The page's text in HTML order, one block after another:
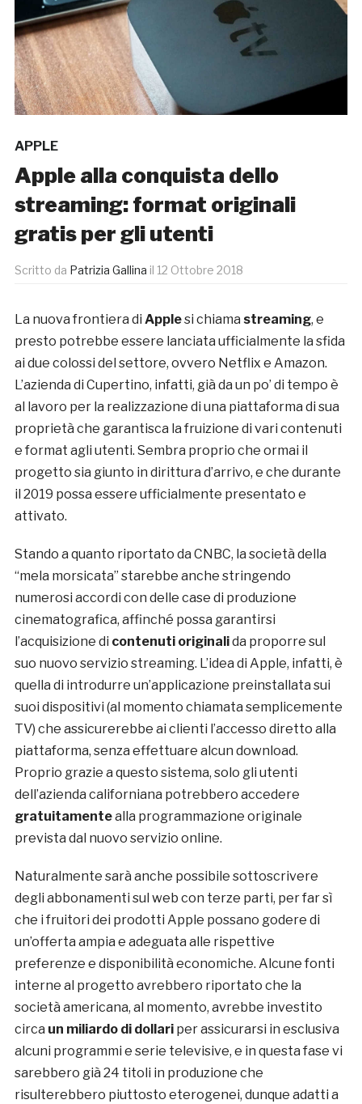
APPLE
Apple alla conquista dello
streaming: format originali
gratis per gli utenti
Scritto da Patrizia Gallina il 12 Ottobre 2018
La nuova frontiera di Applesi chiama streaming, e
presto potrebbe essere lanciata ufficialmente la sfida
ai due colossi del settore, ovvero Netflix e Amazon.
L’azienda di Cupertino, infatti, già da un po’ di tempo è
al lavoro per la realizzazione di una piattaforma di sua
proprietà che garantisca la fruizione di vari contenuti
e format agli utenti. Sembra proprio che ormai il
progetto sia giunto in dirittura d’arrivo, e che durante
il 2019 possa essere ufficialmente presentato e
attivato.
Stando a quanto riportato da CNBC, la società della
“mela morsicata” starebbe anche stringendo
numerosi accordi con delle case di produzione
cinematografica, affinché possa garantirsi
l’acquisizione di contenuti originalida proporre sul
suo nuovo servizio streaming. L’idea di Apple, infatti, è
quella di introdurre un’applicazione preinstallata sui
suoi dispositivi (al momento chiamata semplicemente
TV) che assicurerebbe ai clienti l’accesso diretto alla
piattaforma, senza effettuare alcun download.
Proprio grazie a questo sistema, solo gli utenti
dell’azienda californiana potrebbero accedere
gratuitamentealla programmazione originale
prevista dal nuovo servizio online.
Naturalmente sarà anche possibile sottoscrivere
degli abbonamenti sul web con terze parti, per far sì
che i fruitori dei prodotti Apple possano godere di
un’offerta ampia e adeguata alle rispettive
preferenze e disponibilità economiche. Alcune fonti
interne al progetto avrebbero riportato che la
società americana, al momento, avrebbe investito
circa un miliardo di dollariper assicurarsi in esclusiva
alcuni programmi e serie televisive, e in questa fase vi
sarebbero già 24 titoli in produzione che
risulterebbero piuttosto eterogenei, dunque adatti a